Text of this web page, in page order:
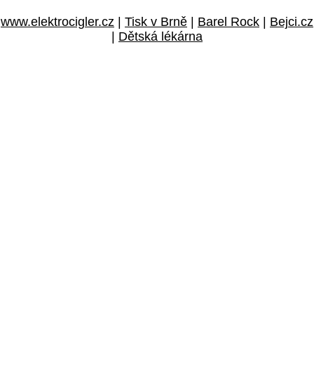
www.elektrocigler.cz Tisk v Brně Barel Rock
Bejci.cz
Dětská lékárna